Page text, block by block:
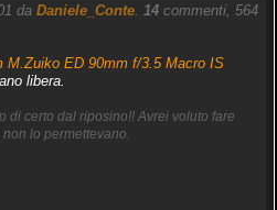
da Daniele_Conte. 14commenti, 564
M.Zuiko ED 90mm f/3.5 Macro IS
libera.
di certo dal riposino!! Avrei voluto fare
lo permettevano.